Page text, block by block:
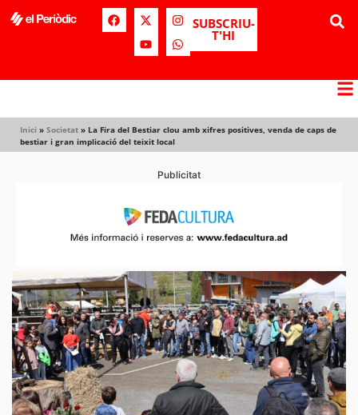
SUBSCRIU-
T'HI
Inici » Societat » La Fira del Bestiar clou amb xifres positives, venda de caps de
bestiar i gran implicació del teixit local
Publicitat